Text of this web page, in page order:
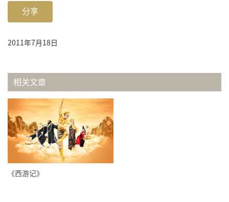
分享
2011年7月18日
相关文章
《西游记》